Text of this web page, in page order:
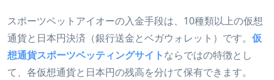
スポーツベットアイオーの仮想通貨入金について
スポーツベットアイオーに入金できない時は？
スポーツベットアイオーの入金まとめ
スポーツベットアイオーの入金手段は、10種類以上の仮想
通貨と日本円決済（銀行送金とベガウォレット）です。 仮
想通貨スポーツベッティングサイトならではの特徴とし
て、各仮想通貨と日本円の残高を分けて保有できます。